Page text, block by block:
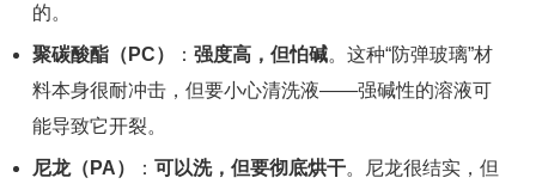
的。
聚碳酸酯（PC） ：强度高，但怕碱。这种“防弹玻璃”材
料本身很耐冲击，但要小心清洗液——强碱性的溶液可
能导致它开裂。
尼龙（PA） ：可以洗，但要彻底烘干。尼龙很结实，但